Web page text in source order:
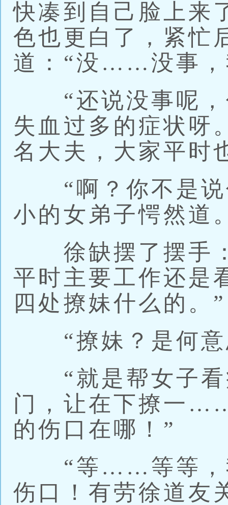
快凑到自己脸上来
色也更白了，紧忙
道：“没……没事，
“还说没事呢，
失血过多的症状呀
名大夫，大家平时
“啊？你不是说
小的女弟子愕然道
徐缺摆了摆手：
平时主要工作还是
四处撩妹什么的。”
“撩妹？是何意
“就是帮女子看
门，让在下撩一
的伤口在哪！”
“等……等等，我
伤口！有劳徐道友